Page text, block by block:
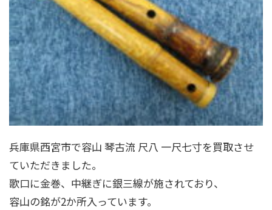
兵庫県西宮市で容山 琴古流 尺八 一尺七寸を買取させ
ていただきました。
歌口に金巻、中継ぎに銀三線が施されており、
容山の銘が2か所入っています。